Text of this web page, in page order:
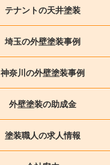
テナントの天井塗装
埼玉の外壁塗装事例
神奈川の外壁塗装事例
外壁塗装の助成金
塗装職人の求人情報